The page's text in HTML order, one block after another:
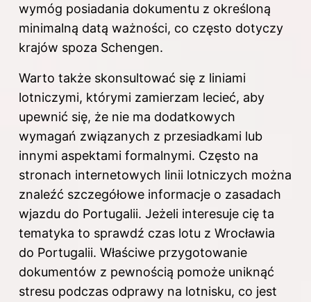
wymóg posiadania dokumentu z określoną
minimalną datą ważności, co często dotyczy
krajów spoza Schengen.
Warto także skonsultować się z liniami
lotniczymi, którymi zamierzam lecieć, aby
upewnić się, że nie ma dodatkowych
wymagań związanych z przesiadkami lub
innymi aspektami formalnymi. Często na
stronach internetowych linii lotniczych można
znaleźć szczegółowe informacje o zasadach
wjazdu do Portugalii. Jeżeli interesuje cię ta
tematyka to sprawdź czas lotu z Wrocławia
do Portugalii. Właściwe przygotowanie
dokumentów z pewnością pomoże uniknąć
stresu podczas odprawy na lotnisku, co jest